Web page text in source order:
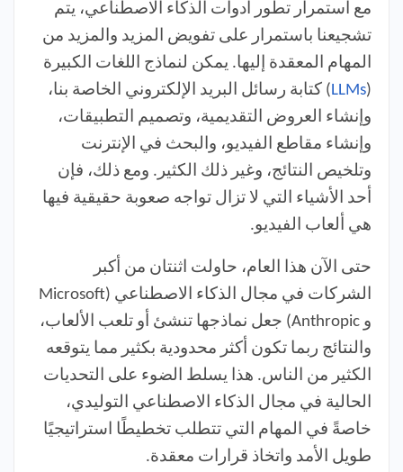
مع استمرار تطور أدوات الذكاء الاصطناعي، يتم
تشجيعنا باستمرار على تفويض المزيد والمزيد من
المهام المعقدة إليها. يمكن لنماذج اللغات الكبيرة
(
LLMs) كتابة رسائل البريد الإلكتروني الخاصة بنا،
وإنشاء العروض التقديمية، وتصميم التطبيقات،
وإنشاء مقاطع الفيديو، والبحث في الإنترنت
وتلخيص النتائج، وغير ذلك الكثير. ومع ذلك، فإن
أحد الأشياء التي لا تزال تواجه صعوبة حقيقية فيها
هي ألعاب الفيديو.
حتى الآن هذا العام، حاولت اثنتان من أكبر
الشركات في مجال الذكاء الاصطناعي (Microsoft
و Anthropic) جعل نماذجها تنشئ أو تلعب الألعاب،
والنتائج ربما تكون أكثر محدودية بكثير مما يتوقعه
الكثير من الناس. هذا يسلط الضوء على التحديات
الحالية في مجال الذكاء الاصطناعي التوليدي،
خاصةً في المهام التي تتطلب تخطيطًا استراتيجيًا
طويل الأمد واتخاذ قرارات معقدة.